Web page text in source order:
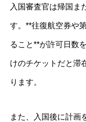
入国審査官は帰国ま
す。**往復航空券や
ること**が許可日数
けのチケットだと滞
ります。
また、入国後に計画